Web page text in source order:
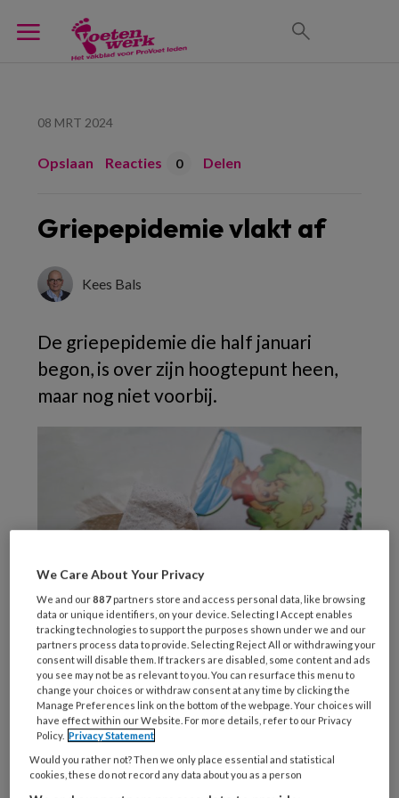
08 MRT 2024
Opslaan Reacties 0 Delen
Griepepidemie vlakt af
Kees Bals
De griepepidemie die half januari
begon, is over zijn hoogtepunt heen,
maar nog niet voorbij.
Het aantal mensen dat de laatste weken met
griepachtige klachten naar de huisarts ging,
wordt steeds minder. De afgelopen week
waren dat er 42 op 100.000 inwoners, de week
ervoor nog 48. Ook bij de monsters die naar
We Care About Your Privacy
We and our887 partners store and access personal data, like browsing
data or unique identifiers, on your device. Selecting I Accept enables
tracking technologies to support the purposes shown under we and our
partners process data to provide. Selecting Reject All or withdrawing your
consent will disable them. If trackers are disabled, some content and ads
you see may not be as relevant to you. You can resurface this menu to
change your choices or withdraw consent at any time by clicking the
Manage Preferences link on the bottom of the webpage. Your choices will
have effect within our Website. For more details, refer to our Privacy
Policy. Privacy Statement
Would you rather not? Then we only place essential and statistical
cookies, these do not record any data about you as a person